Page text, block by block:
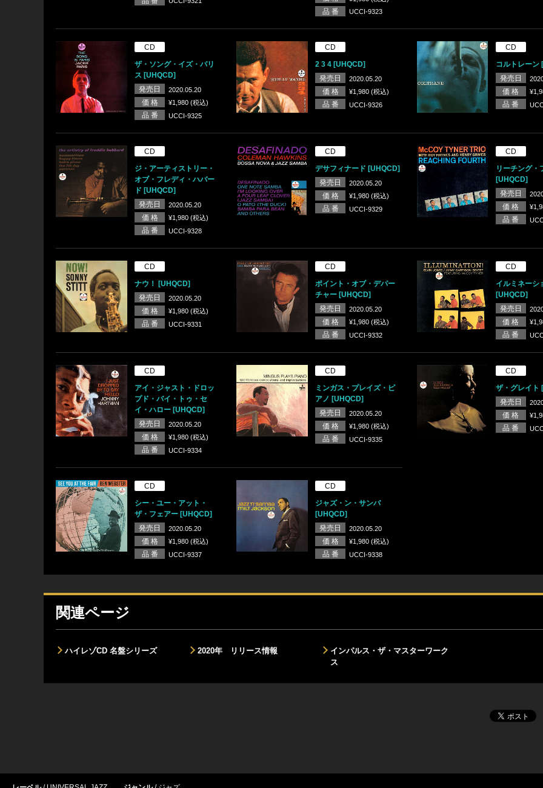
品 番 UCCI-9323
CD
ザ・ソング・イズ・パリ
ス [UHQCD]
発売日
2020.05.20
価 格 ¥1,980 (税込)
品 番 UCCI-9325
CD
2 3 4 [UHQCD]
発売日
2020.05.20
価 格 ¥1,980 (税込)
品 番 UCCI-9326
CD
コルトレーン
発売日
価 格
品 番
CD
ジ・アーティストリー・
オブ・フレディ・ハバー
ド [UHQCD]
発売日
2020.05.20
価 格 ¥1,980 (税込)
品 番 UCCI-9328
CD
デサフィナード [UHQCD]
発売日
2020.05.20
価 格 ¥1,980 (税込)
品 番 UCCI-9329
CD
リーチング・
[UHQCD]
発売日
価 格
品 番
CD
ナウ！ [UHQCD]
発売日
2020.05.20
価 格 ¥1,980 (税込)
品 番 UCCI-9331
CD
ポイント・オブ・デパー
チャー [UHQCD]
発売日
2020.05.20
価 格 ¥1,980 (税込)
品 番 UCCI-9332
CD
イルミネーシ
[UHQCD]
発売日
価 格
品 番
CD
アイ・ジャスト・ドロッ
プド・バイ・トゥ・セ
イ・ハロー [UHQCD]
発売日
2020.05.20
価 格 ¥1,980 (税込)
品 番 UCCI-9334
CD
ミンガス・プレイズ・ピ
アノ [UHQCD]
発売日
2020.05.20
価 格 ¥1,980 (税込)
品 番 UCCI-9335
CD
ザ・グレイト
発売日
価 格
品 番
CD
シー・ユー・アット・
ザ・フェアー [UHQCD]
発売日
2020.05.20
価 格 ¥1,980 (税込)
品 番 UCCI-9337
CD
ジャズ・ン・サンバ
[UHQCD]
発売日
2020.05.20
価 格 ¥1,980 (税込)
品 番 UCCI-9338
関連ページ
ハイレゾCD 名盤シリーズ 2020年 リリース情報
インパルス・ザ・マスターワーク
ス